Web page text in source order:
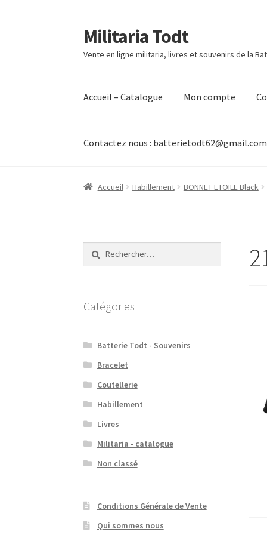
Aller
à
la
Aller
au
contenu
Militaria Todt
Vente en ligne militaria, livres et souvenirs de la
Accueil – Catalogue Mon compte
Contactez nous : batterietodt62@gmail.com
Accueil Habillement BONNET ETOILE Black
Catégories
Batterie Todt - Souvenirs
Bracelet
Coutellerie
Habillement
Livres
Militaria - catalogue
Non classé
Conditions Générale de Vente
Qui sommes nous